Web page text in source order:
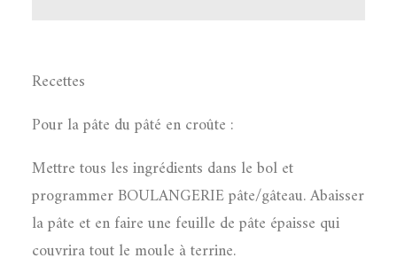
Recettes
Pour la pâte du pâté en croûte :
Mettre tous les ingrédients dans le bol et
programmer BOULANGERIE pâte/gâteau. Abaisser
la pâte et en faire une feuille de pâte épaisse qui
couvrira tout le moule à terrine.